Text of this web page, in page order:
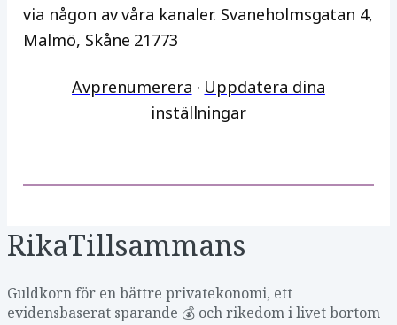
via någon av våra kanaler. Svaneholmsgatan 4,
Malmö, Skåne 21773
Avprenumerera · Uppdatera dina
inställningar
RikaTillsammans
Guldkorn för en bättre privatekonomi, ett
evidensbaserat sparande 💰 och rikedom i livet bortom